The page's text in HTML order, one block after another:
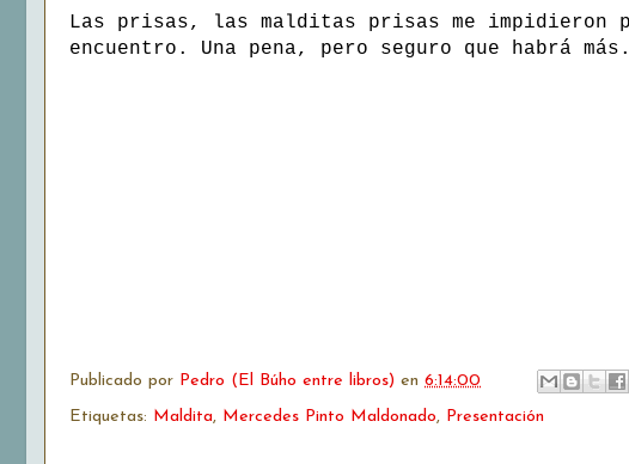
Las prisas, las malditas prisas me impidieron
encuentro. Una pena, pero seguro que habrá más.
Publicado por Pedro (El Búho entre libros) en 6:14:00
Etiquetas: Maldita, Mercedes Pinto Maldonado, Presentación